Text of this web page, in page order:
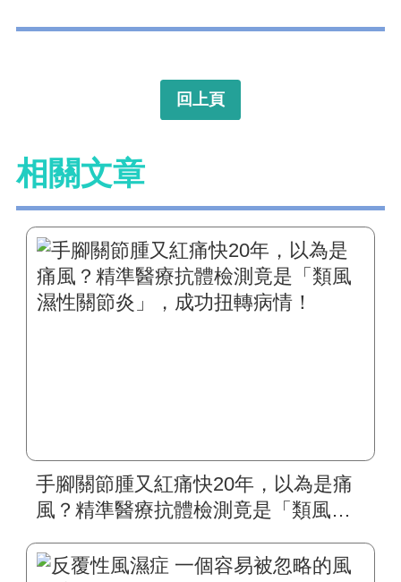
回上頁
相關文章
手腳關節腫又紅痛快20年，以為是痛
風？精準醫療抗體檢測竟是「類風濕